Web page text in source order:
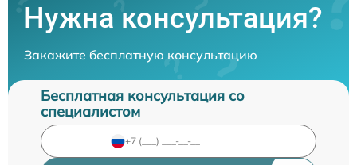
Нужна консультация?
Закажите бесплатную консультацию
Бесплатная консультация со
специалистом